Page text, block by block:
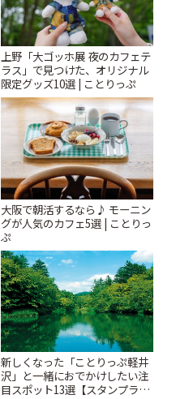
上野「大ゴッホ展 夜のカフェテ
ラス」で見つけた、オリジナル
限定グッズ10選 | ことりっぷ
大阪で朝活するなら♪ モーニン
グが人気のカフェ5選 | ことりっ
ぷ
新しくなった「ことりっぷ軽井
沢」と一緒におでかけしたい注
目スポット13選【スタンプラリ